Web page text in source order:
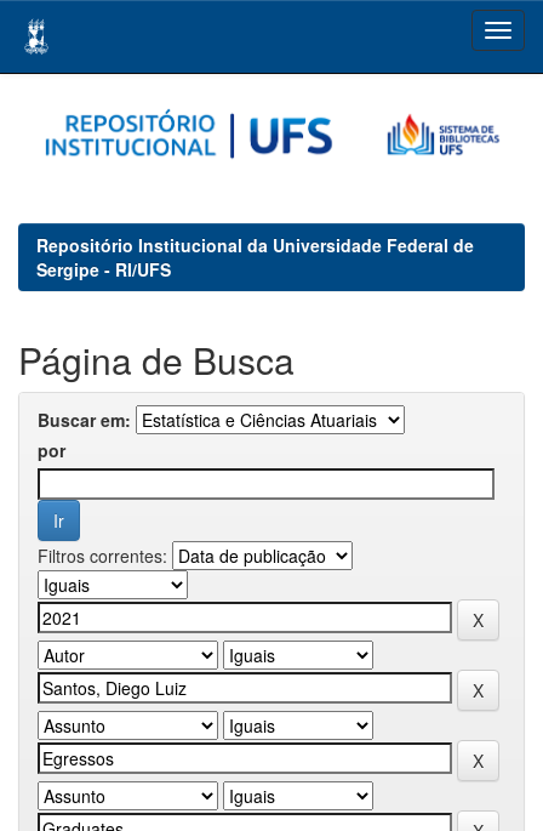
navigation
Repositório Institucional da Universidade Federal de
Sergipe - RI/UFS
Página de Busca
Buscar em:
por
Filtros correntes: